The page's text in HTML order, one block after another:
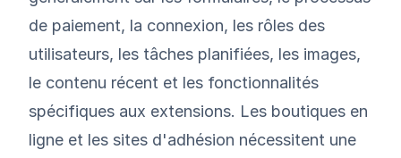
de paiement, la connexion, les rôles des
utilisateurs, les tâches planifiées, les images,
le contenu récent et les fonctionnalités
spécifiques aux extensions. Les boutiques en
ligne et les sites d'adhésion nécessitent une